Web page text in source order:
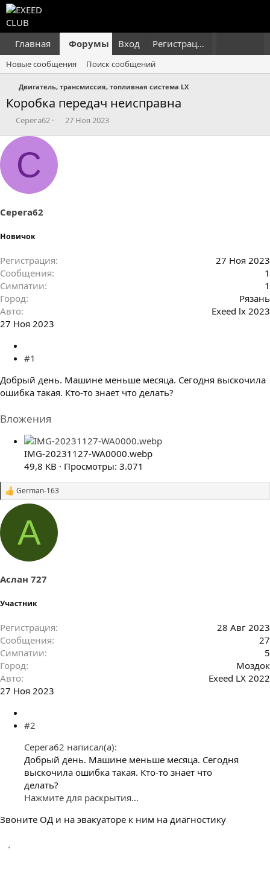
Главная Форумы Что нового?
Вход Регистрация
Новые сообщения Поиск сообщений
Двигатель, трансмиссия, топливная система LX
Коробка передач неисправна
А
т
р
м
Серега62
Д
27 Ноя 2023
С
Серега62
Новичок
Регистрация
27 Ноя 2023
Сообщения
1
Симпатии
1
Город
Рязань
Авто
Exeed lx 2023
27 Ноя 2023
#1
Добрый день. Машине меньше месяца. Сегодня выскочила
ошибка такая. Кто-то знает что делать?
Вложения
IMG-20231127-WA0000.webp
49,8 KB · Просмотры: 3.071
С
м
и
German-163
А
Аслан 727
Участник
Регистрация
28 Авг 2023
Сообщения
27
Симпатии
5
Город
Моздок
Авто
Exeed LX 2022
27 Ноя 2023
#2
Серега62 написал(а):
Добрый день. Машине меньше месяца. Сегодня
выскочила ошибка такая. Кто-то знает что
делать?
Нажмите для раскрытия...
Звоните ОД и на эвакуаторе к ним на диагностику